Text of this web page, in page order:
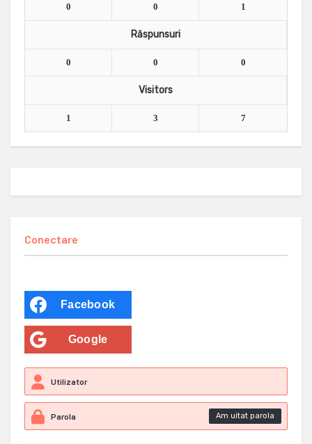
0 0 1
Răspunsuri
0 0 0
Visitors
1 3 7
Conectare
Facebook
Google
Am uitat parola